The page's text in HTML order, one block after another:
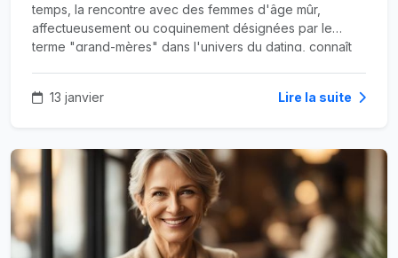
temps, la rencontre avec des femmes d'âge mûr,
affectueusement ou coquinement désignées par le
terme "grand-mères" dans l'univers du dating, connaît
jeunes ou moins jeunes, à la recherche d'une
13 janvier Lire la suite